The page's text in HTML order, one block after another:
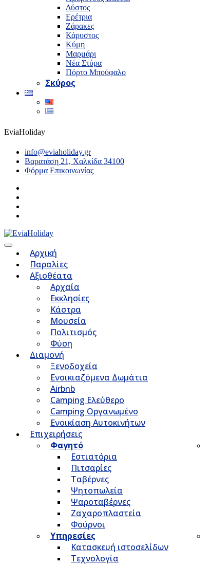
Δύστος
Ερέτρια
Ζάρακες
Κάρυστος
Κύμη
Μαρμάρι
Νέα Στύρα
Πόρτο Μπούφαλο
Σκύρος
EviaHoliday
info@eviaholiday.gr
Βαρατάση 21, Χαλκίδα 34100
Φόρμα Επικοινωνίας
Αρχική
Παραλίες
Αξιοθέατα
Αρχαία
Εκκλησίες
Κάστρα
Μουσεία
Πολιτισμός
Φύση
Διαμονή
Ξενοδοχεία
Ενοικιαζόμενα Δωμάτια
Airbnb
Camping Ελεύθερο
Camping Οργανωμένο
Ενοικίαση Αυτοκινήτων
Επιχειρήσεις
Φαγητό
Εστιατόρια
Πιτσαρίες
Ταβέρνες
Ψητοπωλεία
Ψαροταβέρνες
Ζαχαροπλαστεία
Φούρνοι
Υπηρεσίες
Κατασκευή ιστοσελίδων
Τεχνολογία